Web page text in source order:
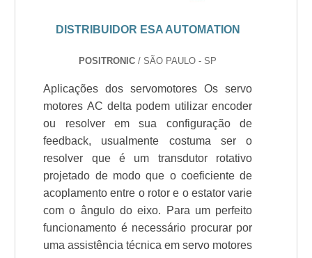
DISTRIBUIDOR ESA AUTOMATION
POSITRONIC / SÃO PAULO - SP
Aplicações dos servomotores Os servo
motores AC delta podem utilizar encoder
ou resolver em sua configuração de
feedback, usualmente costuma ser o
resolver que é um transdutor rotativo
projetado de modo que o coeficiente de
acoplamento entre o rotor e o estator varie
com o ângulo do eixo. Para um perfeito
funcionamento é necessário procurar por
uma assistência técnica em servo motores